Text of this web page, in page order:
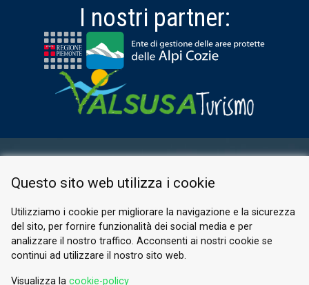
I nostri partner:
PRIVACY POLICY
© 2026 Valle di Susa
Tesori di Arte e Cultura Alpina
Tel.
Questo sito web utilizza i cookie
Utilizziamo i cookie per migliorare la navigazione e la sicurezza
del sito, per fornire funzionalità dei social media e per
analizzare il nostro traffico. Acconsenti ai nostri cookie se
continui ad utilizzare il nostro sito web.
Visualizza la cookie-policy